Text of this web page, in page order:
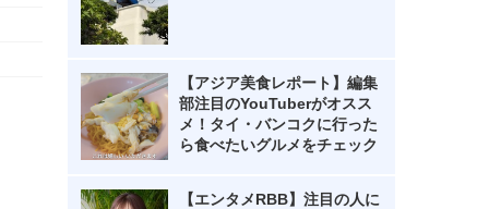
【アジア美食レポート】編集
部注目のYouTuberがオスス
メ！タイ・バンコクに行った
ら食べたいグルメをチェック
【エンタメRBB】注目の人に